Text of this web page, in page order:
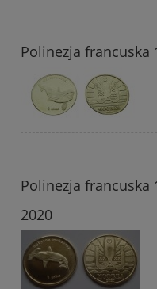
Polinezja francuska
Polinezja francuska
2020